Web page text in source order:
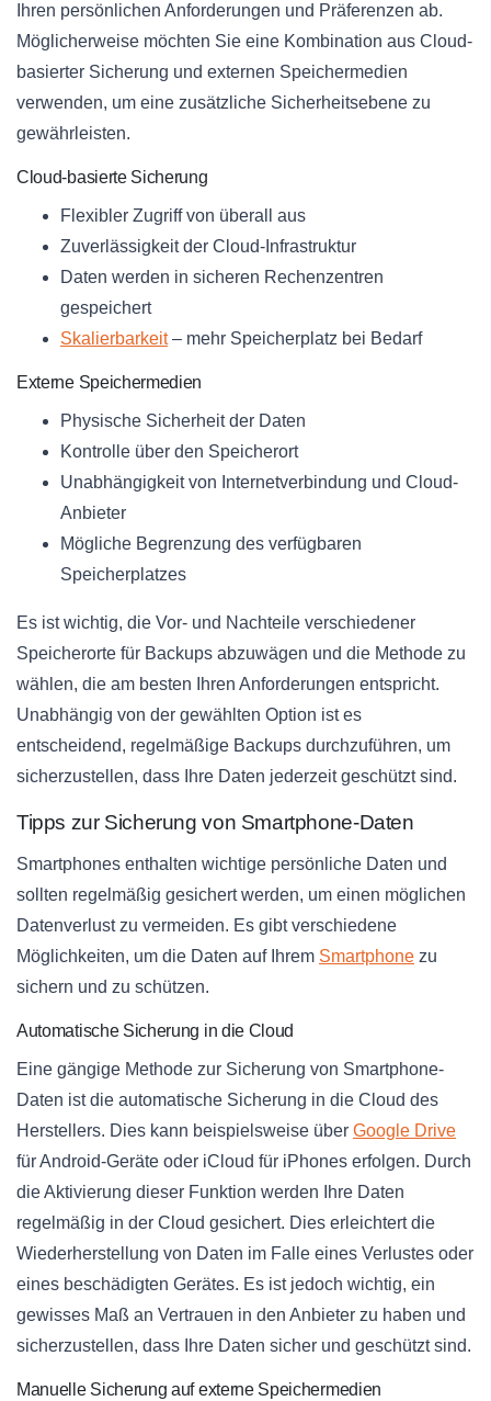
Ihren persönlichen Anforderungen und Präferenzen ab.
Möglicherweise möchten Sie eine Kombination aus Cloud-
basierter Sicherung und externen Speichermedien
verwenden, um eine zusätzliche Sicherheitsebene zu
gewährleisten.
Cloud-basierte Sicherung
Flexibler Zugriff von überall aus
Zuverlässigkeit der Cloud-Infrastruktur
Daten werden in sicheren Rechenzentren
gespeichert
Skalierbarkeit– mehr Speicherplatz bei Bedarf
Externe Speichermedien
Physische Sicherheit der Daten
Kontrolle über den Speicherort
Unabhängigkeit von Internetverbindung und Cloud-
Anbieter
Mögliche Begrenzung des verfügbaren
Speicherplatzes
Es ist wichtig, die Vor- und Nachteile verschiedener
Speicherorte für Backups abzuwägen und die Methode zu
wählen, die am besten Ihren Anforderungen entspricht.
Unabhängig von der gewählten Option ist es
entscheidend, regelmäßige Backups durchzuführen, um
sicherzustellen, dass Ihre Daten jederzeit geschützt sind.
Tipps zur Sicherung von Smartphone-Daten
Smartphones enthalten wichtige persönliche Daten und
sollten regelmäßig gesichert werden, um einen möglichen
Datenverlust zu vermeiden. Es gibt verschiedene
Möglichkeiten, um die Daten auf Ihrem Smartphone zu
sichern und zu schützen.
Automatische Sicherung in die Cloud
Eine gängige Methode zur Sicherung von Smartphone-
Daten ist die automatische Sicherung in die Cloud des
Herstellers. Dies kann beispielsweise über Google Drive
für Android-Geräte oder iCloud für iPhones erfolgen. Durch
die Aktivierung dieser Funktion werden Ihre Daten
regelmäßig in der Cloud gesichert. Dies erleichtert die
Wiederherstellung von Daten im Falle eines Verlustes oder
eines beschädigten Gerätes. Es ist jedoch wichtig, ein
gewisses Maß an Vertrauen in den Anbieter zu haben und
sicherzustellen, dass Ihre Daten sicher und geschützt sind.
Manuelle Sicherung auf externe Speichermedien